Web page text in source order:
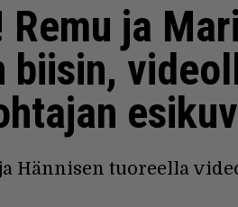
ja
biisin,
Hännisen tuoreella